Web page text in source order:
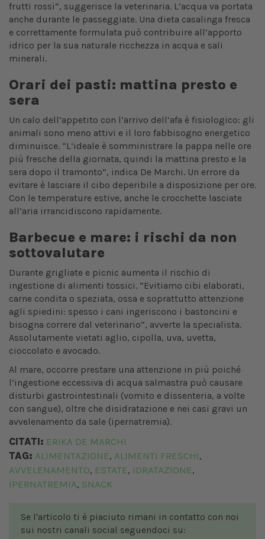
frutti rossi”, suggerisce la veterinaria. L’acqua va portata
anche durante le passeggiate. Una dieta casalinga fresca
e correttamente formulata può contribuire all’apporto
idrico per la sua naturale ricchezza in acqua e sali
minerali.
Orari dei pasti: mattina presto e
sera
Un calo dell’appetito con l’arrivo dell’afa è fisiologico: gli
animali sono meno attivi e il loro fabbisogno energetico
diminuisce. “L’ideale è somministrare la pappa nelle ore
più fresche della giornata, quindi la mattina presto e la
sera dopo il tramonto”, indica De Marchi. Un errore da
evitare è lasciare il cibo deperibile a disposizione per ore.
Con le temperature estive, anche le crocchette lasciate
all’aria irrancidiscono rapidamente.
Barbecue e mare: i rischi da non
sottovalutare
Durante grigliate e picnic aumenta il rischio di
ingestione di alimenti tossici. “Evitiamo cibi elaborati,
carne condita o speziata, ossa e soprattutto attenzione
agli spiedini: spesso i cani ingeriscono i bastoncini e
bisogna correre dal veterinario”, avverte la specialista.
Assolutamente vietati aglio, cipolla, uva, uvetta,
cioccolato e avocado.
Al mare, occorre prestare una attenzione in più poiché
l’ingestione eccessiva di acqua salmastra può causare
disturbi gastrointestinali (vomito e dissenteria, a volte
con sangue), oltre che disidratazione e nei casi gravi un
avvelenamento da sale (ipernatremia).
CITATI: ERIKA DE MARCHI
TAG: ALIMENTAZIONE, ALIMENTI FRESCHI,
AVVELENAMENTO, ESTATE, IDRATAZIONE,
IPERNATREMIA, SNACK
Se l'articolo ti è piaciuto rimani in contatto con noi
sui nostri canali social seguendoci su: